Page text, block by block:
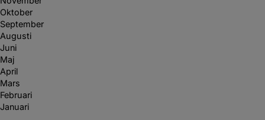
Oktober
September
Augusti
Juni
Maj
April
Mars
Februari
Januari